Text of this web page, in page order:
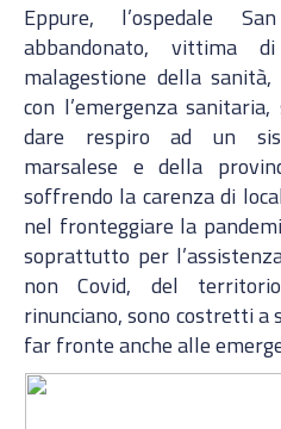
Eppure, l’ospedale
abbandonato, vittima
malagestione della
con l’emergenza
dare respiro ad un
marsalese e della
soffrendo la carenza di
nel fronteggiare la
soprattutto per
non Covid, del
rinunciano, sono costretti
far fronte anche alle